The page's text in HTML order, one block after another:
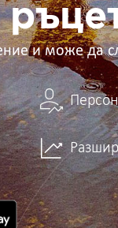
и може да